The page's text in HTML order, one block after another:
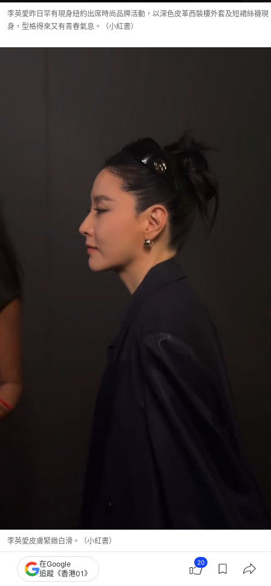
李英愛昨日罕有現身紐約出席時尚品牌活動，以深色皮革西裝樓外套及短裙絲襪現
身，型格得來又有青春氣息。（小紅書）
李英愛皮膚緊緻白滑。（小紅書）
在Google
追蹤《香港01》
20